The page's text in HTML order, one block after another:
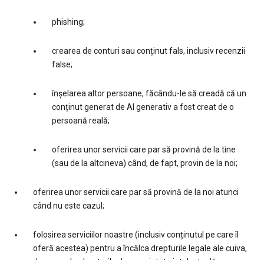
phishing;
crearea de conturi sau conținut fals, inclusiv recenzii
false;
înșelarea altor persoane, făcându-le să creadă că un
conținut generat de AI generativ a fost creat de o
persoană reală;
oferirea unor servicii care par să provină de la tine
(sau de la altcineva) când, de fapt, provin de la noi;
oferirea unor servicii care par să provină de la noi atunci
când nu este cazul;
folosirea serviciilor noastre (inclusiv conținutul pe care îl
oferă acestea) pentru a încălca drepturile legale ale cuiva,